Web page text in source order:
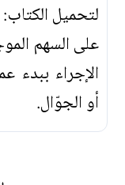
لتحميل الكتاب:
على السهم
الإجراء ببدء
أو الجوّال.